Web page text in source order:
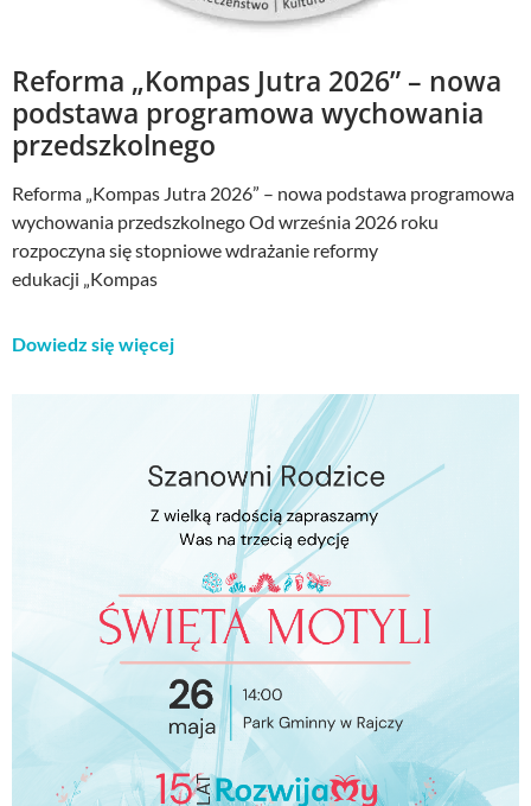
Reforma „Kompas Jutra 2026” – nowa
podstawa programowa wychowania
przedszkolnego
Reforma „Kompas Jutra 2026” – nowa podstawa programowa
wychowania przedszkolnego Od września 2026 roku
rozpoczyna się stopniowe wdrażanie reformy
edukacji „Kompas
Dowiedz się więcej